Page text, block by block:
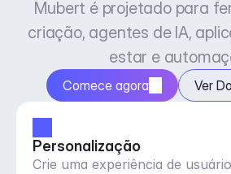
Mubert é projetado para
criação, agentes de IA,
estar e
Comece agora Ver
Personalização
Crie uma experiência de